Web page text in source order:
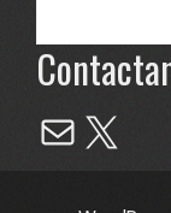
Mail
X